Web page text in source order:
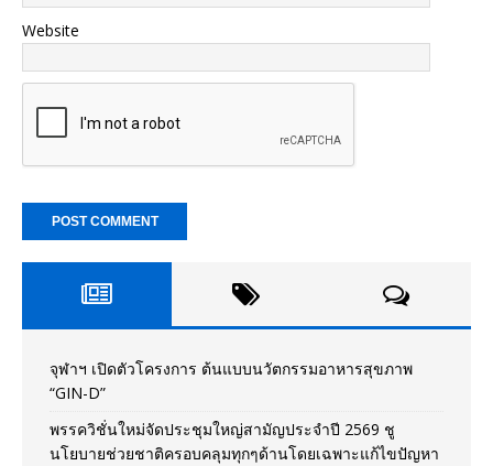
Website
จุฬาฯ เปิดตัวโครงการ ต้นแบบนวัตกรรมอาหารสุขภาพ
“GIN-D”
พรรควิชั่นใหม่จัดประชุมใหญ่สามัญประจำปี 2569 ชู
นโยบายช่วยชาติครอบคลุมทุกๆด้านโดยเฉพาะแก้ไขปัญหา